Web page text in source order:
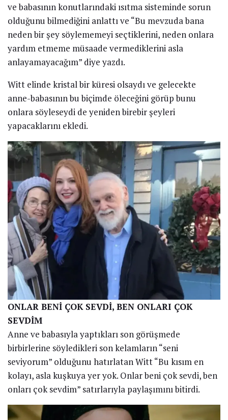
ve babasının konutlarındaki ısıtma sisteminde sorun
olduğunu bilmediğini anlattı ve “Bu mevzuda bana
neden bir şey söylememeyi seçtiklerini, neden onlara
yardım etmeme müsaade vermediklerini asla
anlayamayacağım” diye yazdı.
Witt elinde kristal bir küresi olsaydı ve gelecekte
anne-babasının bu biçimde öleceğini görüp bunu
onlara söyleseydi de yeniden birebir şeyleri
yapacaklarını ekledi.
ONLAR BENİ ÇOK SEVDİ, BEN ONLARI ÇOK
SEVDİM
Anne ve babasıyla yaptıkları son görüşmede
birbirlerine söyledikleri son kelamların “seni
seviyorum” olduğunu hatırlatan Witt “Bu kısım en
kolayı, asla kuşkuya yer yok. Onlar beni çok sevdi, ben
onları çok sevdim” satırlarıyla paylaşımını bitirdi.